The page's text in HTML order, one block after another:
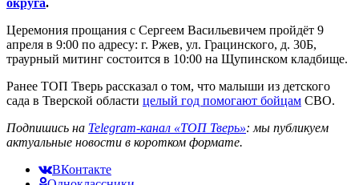
Церемония прощания с Сергеем Васильевичем пройдёт 9
апреля в 9:00 по адресу: г. Ржев, ул. Грацинского, д. 30Б,
траурный митинг состоится в 10:00 на Щупинском кладбище.
Ранее ТОП Тверь рассказал о том, что малыши из детского
сада в Тверской области целый год помогают бойцам СВО.
Подпишись на Telegram-канал «ТОП Тверь»: мы публикуем
актуальные новости в коротком формате.
ВКонтакте